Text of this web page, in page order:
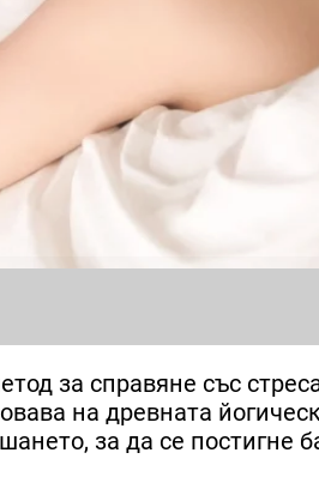
за справяне със
на древната
за да се постигне